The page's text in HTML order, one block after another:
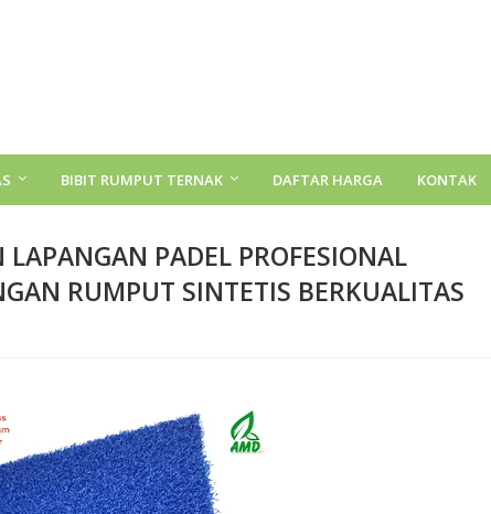
BIBIT RUMPUT TERNAK DAFTAR HARGA KONTAK
PADEL PROFESIONAL
RUMPUT SINTETIS BERKUALITAS